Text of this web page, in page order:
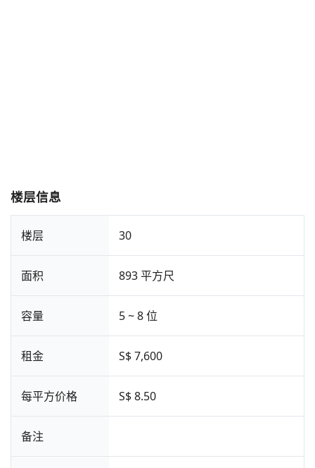
楼层信息
楼层 30
面积 893 平方尺
容量 5 ~ 8 位
租金 S$ 7,600
每平方价格 S$ 8.50
备注